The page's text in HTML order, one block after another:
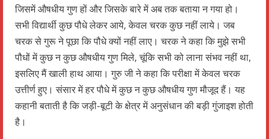
जिसमें औषधीय गुण हों और जिसके बारे में अब तक बताया न गया हो।
सभी विद्यार्थी कुछ पौधे लेकर आये, केवल चरक कुछ नहीं लाये। जब
चरक से गुरू ने पूछा कि पौधे क्यों नहीं लाए। चरक ने कहा कि मुझे सभी
पौधों में कुछ न कुछ औषधीय गुण मिले, चूंकि सभी को लाना संभव नहीं था,
इसलिए मैं खाली हाथ आया। गुरु जी ने कहा कि परीक्षा में केवल चरक
उत्तीर्ण हुए। संसार में हर पौधे में कुछ न कुछ औषधीय गुण मौजूद हैं। यह
कहानी बताती है कि जड़ी-बूटी के क्षेत्र में अनुसंधान की बड़ी गुंजाइश होती
है।